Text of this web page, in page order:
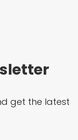
get the latest